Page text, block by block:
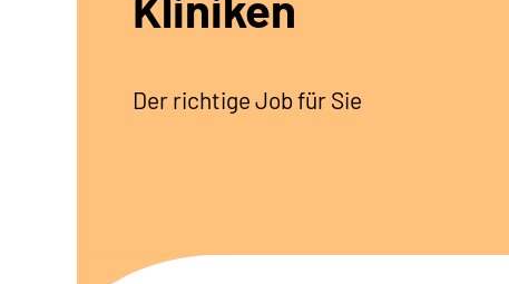
Der richtige Job für Sie